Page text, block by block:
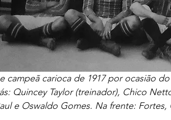
campeã carioca de 1917 por ocasião
Quincey Taylor (treinador), Chico
e Oswaldo Gomes. Na frente: